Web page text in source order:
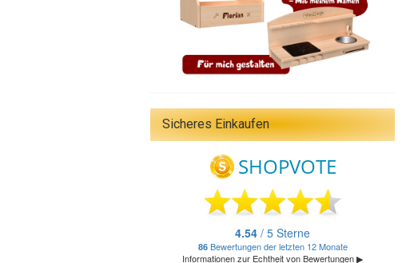
Sicheres Einkaufen